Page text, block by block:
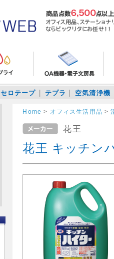
セロテープ テプラ 空気清浄機
Home > オフィス生活用品 >
花王
花王 キッチン